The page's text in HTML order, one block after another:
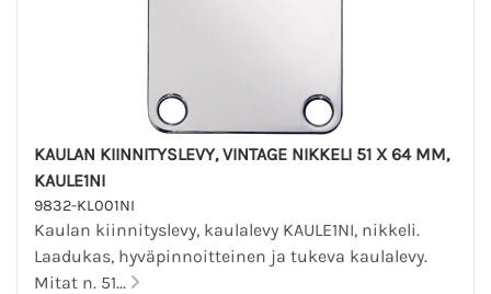
KAULAN KIINNITYSLEVY, VINTAGE NIKKELI 51 X 64 MM,
KAULE1NI
9832-KL001NI
Kaulan kiinnityslevy, kaulalevy KAULE1NI, nikkeli.
Laadukas, hyväpinnoitteinen ja tukeva kaulalevy.
Mitat n. 51...